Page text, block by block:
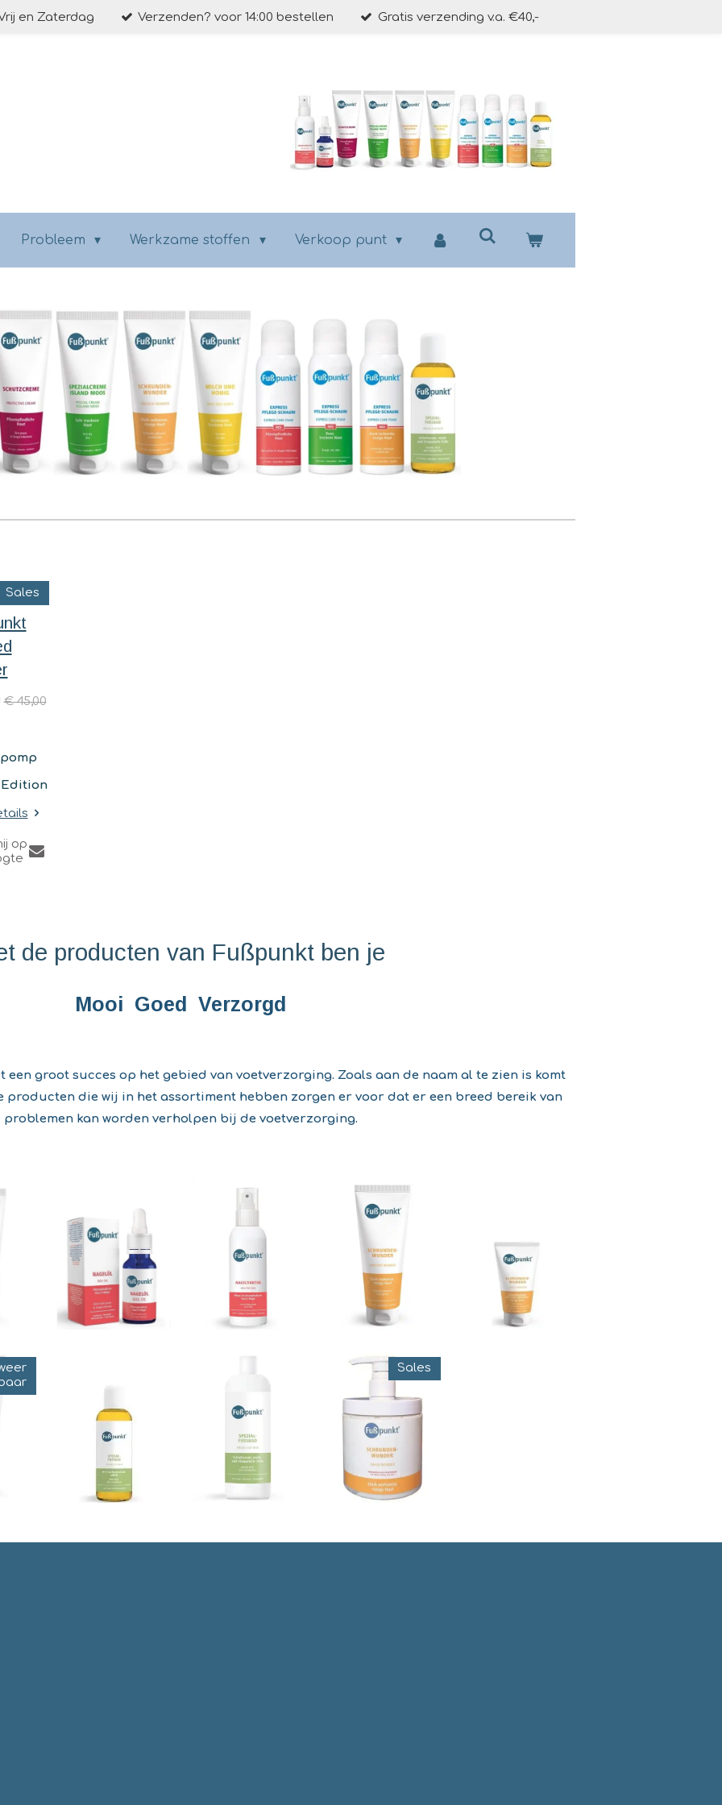
en Zaterdag Verzenden? voor 14:00 bestellen Gratis verzending v.a. €40,-
Probleem Werkzame stoffen Verkoop punt
Sales
€ 45,00
op
de producten van Fußpunkt ben je
Mooi Goed Verzorgd
een groot succes op het gebied van voetverzorging. Zoals aan de naam al te zien is komt
producten die wij in het assortiment hebben zorgen er voor dat er een breed bereik van
problemen kan worden verholpen bij de voetverzorging.
Sales